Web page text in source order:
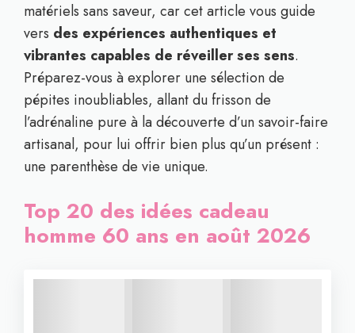
matériels sans saveur, car cet article vous guide
vers des expériences authentiques et
vibrantes capables de réveiller ses sens.
Préparez-vous à explorer une sélection de
pépites inoubliables, allant du frisson de
l’adrénaline pure à la découverte d’un savoir-faire
artisanal, pour lui offrir bien plus qu’un présent :
une parenthèse de vie unique.
Top 20 des idées cadeau
homme 60 ans en août 2026